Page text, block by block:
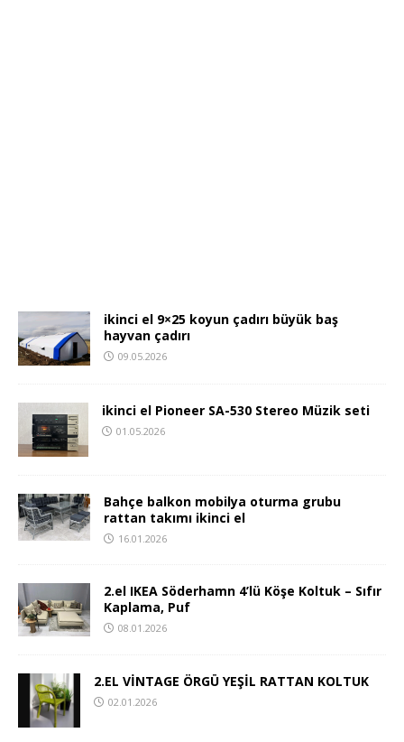
ikinci el 9×25 koyun çadırı büyük baş
hayvan çadırı
09.05.2026
ikinci el Pioneer SA-530 Stereo Müzik seti
01.05.2026
Bahçe balkon mobilya oturma grubu
rattan takımı ikinci el
16.01.2026
2.el IKEA Söderhamn 4’lü Köşe Koltuk – Sıfır
Kaplama, Puf
08.01.2026
2.EL VİNTAGE ÖRGÜ YEŞİL RATTAN KOLTUK
02.01.2026